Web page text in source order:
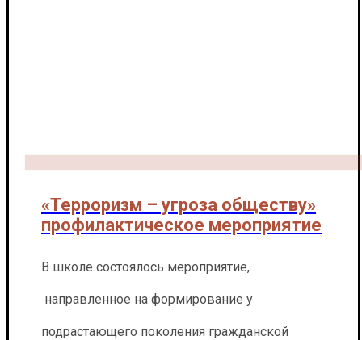
«Терроризм – угроза обществу»
профилактическое мероприятие
В школе состоялось мероприятие,
направленное на формирование у
подрастающего поколения гражданской